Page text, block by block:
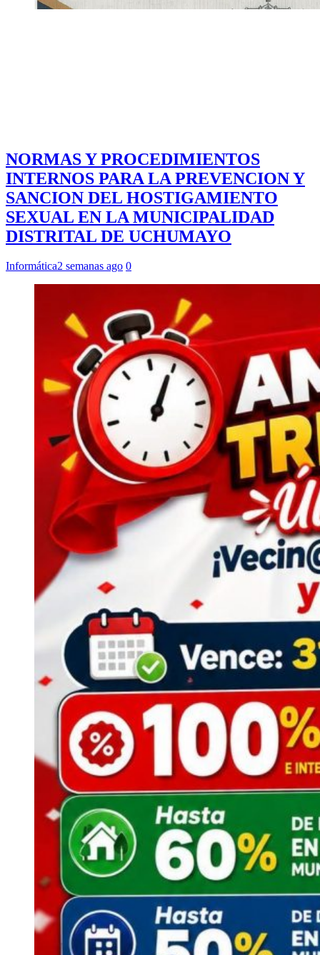
NORMAS Y PROCEDIMIENTOS
INTERNOS PARA LA PREVENCION Y
SANCION DEL HOSTIGAMIENTO
SEXUAL EN LA MUNICIPALIDAD
DISTRITAL DE UCHUMAYO
Informática2 semanas ago 0